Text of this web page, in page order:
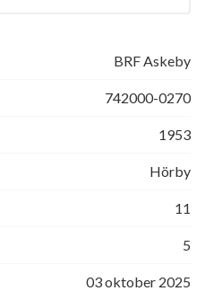
BRF Askeby
742000-0270
1953
Hörby
11
5
03 oktober 2025